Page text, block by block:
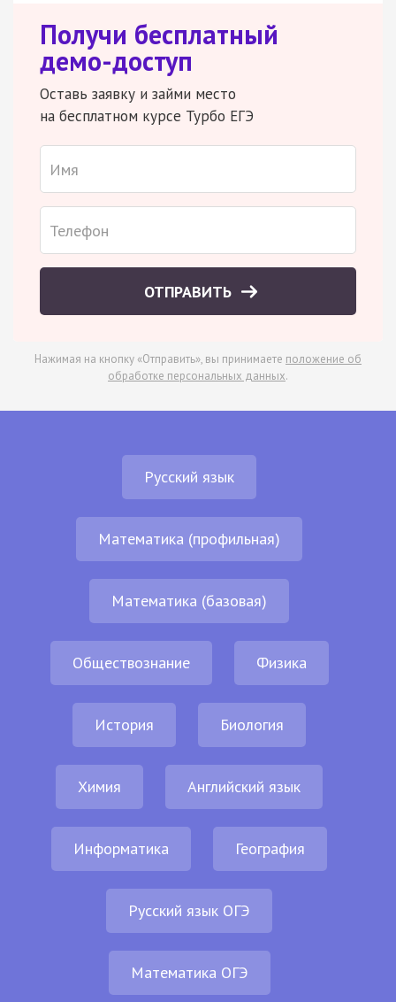
Получи бесплатный
демо-доступ
Оставь заявку и займи место
на бесплатном курсе Турбо ЕГЭ
ОТПРАВИТЬ
Нажимая на кнопку «Отправить», вы принимаете положение об
обработке персональных данных.
Русский язык
Математика (профильная)
Математика (базовая)
Обществознание Физика
История Биология
Химия Английский язык
Информатика География
Русский язык ОГЭ
Математика ОГЭ